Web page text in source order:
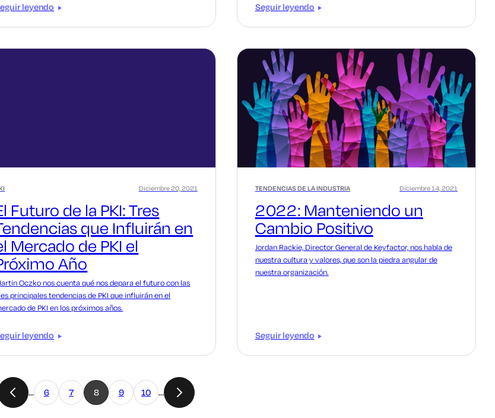
leyendo Seguir leyendo
Futuro de la PKI: Tres
que Influirán en
Mercado de PKI el
Año
Diciembre 20, 2021
Oczko nos cuenta qué nos depara el futuro con las
principales tendencias de PKI que influirán en el
de PKI en los próximos años.
leyendo
TENDENCIAS DE LA INDUSTRIA
2022: Manteniendo un
Cambio Positivo
Diciembre 14, 2021
Jordan Rackie, Director General de Keyfactor, nos habla de
nuestra cultura y valores, que son la piedra angular de
nuestra organización.
Seguir leyendo
… 6 7 8 9 10 …